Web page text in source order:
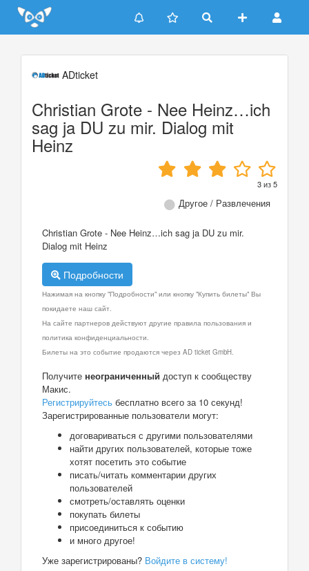
Update cookies preferences
ADticket
Christian Grote - Nee Heinz…ich
sag ja DU zu mir. Dialog mit
Heinz
3из5
Другое / Развлечения
Christian Grote - Nee Heinz…ich sag ja DU zu mir.
Dialog mit Heinz
Подробности
Нажимая на кнопку "Подробности" или кнопку "Купить билеты" Вы
покидаете наш сайт.
На сайте партнеров действуют другие правила пользования и
политика конфиденциальности.
Билеты на это событие продаются через AD ticket GmbH.
Получите неограниченный доступ к сообществу
Макис.
Регистрируйтесь бесплатно всего за 10 секунд!
Зарегистрированные пользователи могут:
договариваться с другими пользователями
найти других пользователей, которые тоже
хотят посетить это событие
писать/читать комментарии других
пользователей
смотреть/оставлять оценки
покупать билеты
присоединиться к событию
и много другое!
Уже зарегистрированы? Войдите в систему!